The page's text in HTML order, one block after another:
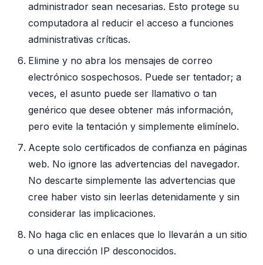
administrador sean necesarias. Esto protege su
computadora al reducir el acceso a funciones
administrativas críticas.
Elimine y no abra los mensajes de correo
electrónico sospechosos. Puede ser tentador; a
veces, el asunto puede ser llamativo o tan
genérico que desee obtener más información,
pero evite la tentación y simplemente elimínelo.
Acepte solo certificados de confianza en páginas
web. No ignore las advertencias del navegador.
No descarte simplemente las advertencias que
cree haber visto sin leerlas detenidamente y sin
considerar las implicaciones.
No haga clic en enlaces que lo llevarán a un sitio
o una dirección IP desconocidos.